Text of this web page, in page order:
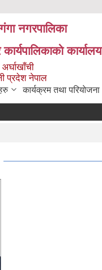
नगरपालिका
कार्यालय
प्रदेश नेपाल
कार्यक्रम तथा परियोजना